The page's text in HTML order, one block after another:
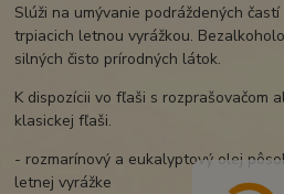
Slúži na umývanie podráždených
trpiacich letnou vyrážkou.
silných čisto prírodných látok.
K dispozícii vo fľaši s rozprašovačom
klasickej fľaši.
- rozmarínový a eukalyptový olej
letnej vyrážke